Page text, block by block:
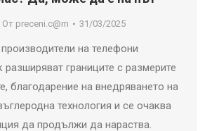
От preceni.c@m 31/03/2025
на телефони
границите с размерите
благодарение на внедряването на
технология и се очаква
да продължи да нараства.